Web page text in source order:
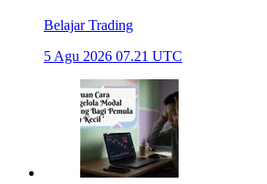
Belajar Trading
5 Agu 2026 07.21 UTC